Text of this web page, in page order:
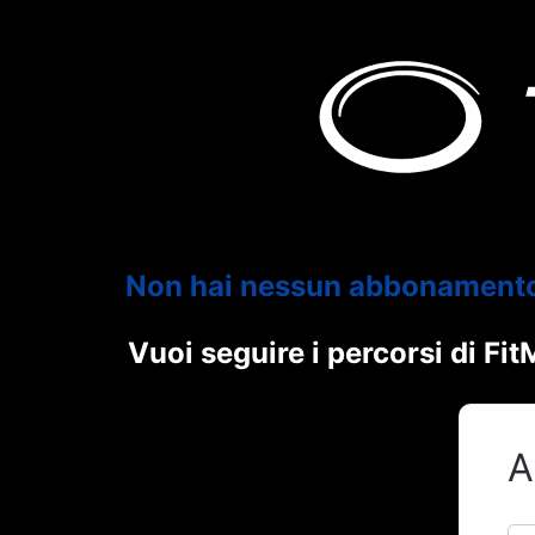
Non hai nessun
Vuoi seguire i percorsi di